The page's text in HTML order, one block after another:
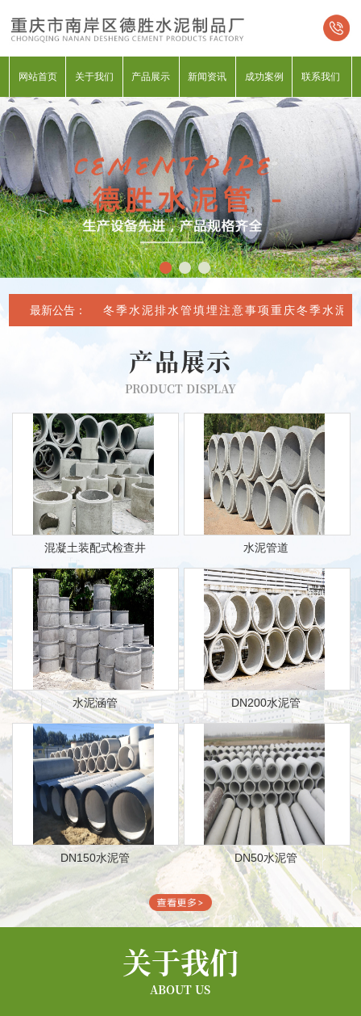
网站首页 关于我们 产品展示 新闻资讯 成功案例 联系我们
最新公告：重庆冬季水泥排水管填埋注意事项重庆冬季水泥排
产品展示
PRODUCT DISPLAY
混凝土装配式检查井 水泥管道
水泥涵管 DN200水泥管
DN150水泥管 DN50水泥管
关于我们
ABOUT US